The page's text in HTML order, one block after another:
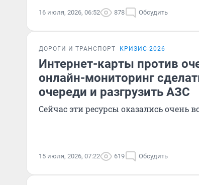
16 июля, 2026, 06:52 878 Обсудить
ДОРОГИ И ТРАНСПОРТ КРИЗИС-2026
Интернет-карты против
онлайн-мониторинг
очереди и разгрузить АЗС
Сейчас эти ресурсы оказались очень
15 июля, 2026, 07:22 619 Обсудить